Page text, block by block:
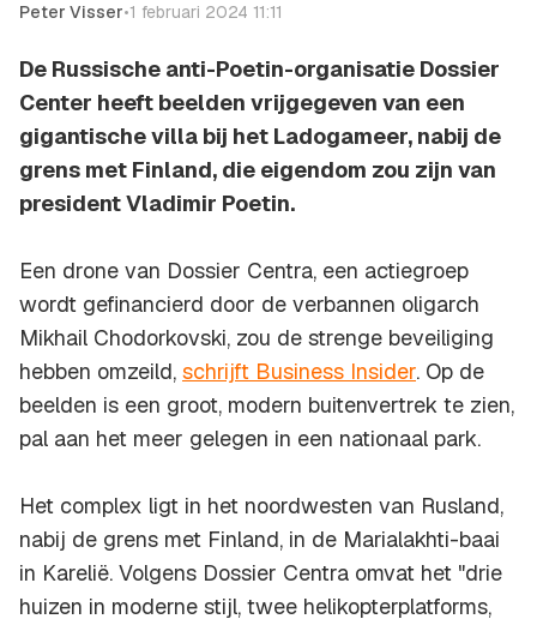
Peter Visser•1 februari 2024 11:11
De Russische anti-Poetin-organisatie Dossier
Center heeft beelden vrijgegeven van een
gigantische villa bij het Ladogameer, nabij de
grens met Finland, die eigendom zou zijn van
president Vladimir Poetin.
Een drone van Dossier Centra, een actiegroep
wordt gefinancierd door de verbannen oligarch
Mikhail Chodorkovski, zou de strenge beveiliging
hebben omzeild, schrijft Business Insider. Op de
beelden is een groot, modern buitenvertrek te zien,
pal aan het meer gelegen in een nationaal park.
Het complex ligt in het noordwesten van Rusland,
nabij de grens met Finland, in de Marialakhti-baai
in Karelië. Volgens Dossier Centra omvat het "drie
huizen in moderne stijl, twee helikopterplatforms,